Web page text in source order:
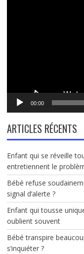
00:00
ARTICLES RÉCENTS
Enfant qui se réveille
entretiennent le
Bébé refuse
signal d’alerte ?
Enfant qui tousse
oublient souvent
Bébé transpire
s’inquiéter ?